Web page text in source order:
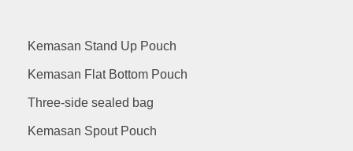
Kemasan Stand Up Pouch
Kemasan Flat Bottom Pouch
Three-side sealed bag
Kemasan Spout Pouch